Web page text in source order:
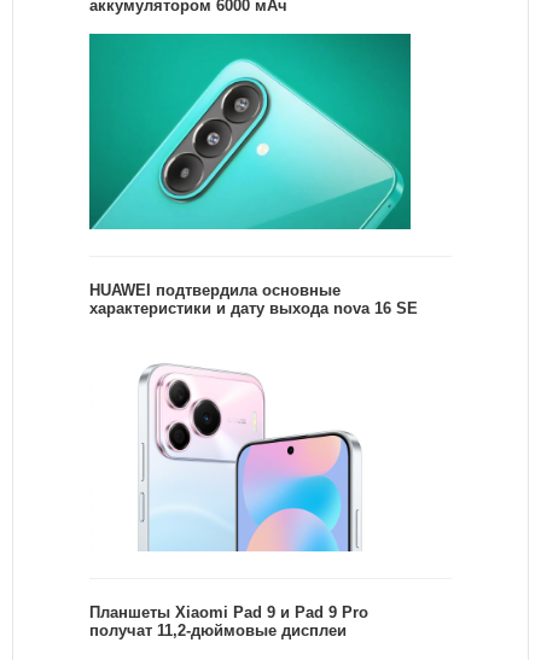
аккумулятором 6000 мАч
HUAWEI подтвердила основные
характеристики и дату выхода nova 16 SE
Планшеты Xiaomi Pad 9 и Pad 9 Pro
получат 11,2-дюймовые дисплеи